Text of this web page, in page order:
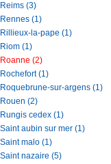
Reims (3)
Rennes (1)
Rillieux-la-pape (1)
Riom (1)
Roanne (2)
Rochefort (1)
Roquebrune-sur-argens (1)
Rouen (2)
Rungis cedex (1)
Saint aubin sur mer (1)
Saint malo (1)
Saint nazaire (5)